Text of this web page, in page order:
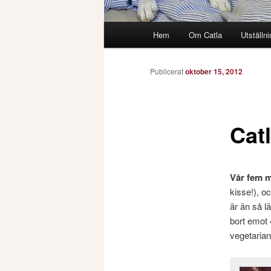
Hem Om Catla
Publiceratoktober 15, 2012
Vår fem
kisse!),
är än så
bort emot